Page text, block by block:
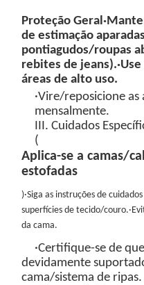
Proteção Geral
de estimação
pontiagudos/roupas
rebites de jeans).
áreas de alto uso.
·Vire/reposicione
mensalmente.
III. Cuidados
(
Aplica-se a camas/
estofadas
)·Siga as instruções de
superfícies de tecido/couro.
da cama.
·Certifique-se de
devidamente
cama/sistema de ripas.